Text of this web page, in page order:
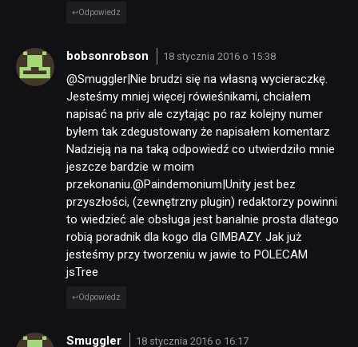
Odpowiedz
bobsonrobson 18 stycznia 2016 o 15:38
@Smuggler|Nie brudzi się na własną wycieraczkę.
Jesteśmy mniej więcej rówieśnikami, chciałem
napisać na priv ale czytając po raz kolejny numer
byłem tak zdegustowany że napisałem komentarz
Nadzieją na na taką odpowiedź co utwierdziło mnie
jeszcze bardzie w moim
przekonaniu.@Paindemonium|Unity jest bez
przyszłości, (zewnętrzny plugin) redaktorzy powinni
to wiedzieć ale obsługa jest banalnie prosta dlatego
robią poradnik dla kogo dla GIMBAZY. Jak już
jesteśmy przy tworzeniu w jawie to POLECAM
jsTree
Odpowiedz
Smuggler 18 stycznia 2016 o 16:17